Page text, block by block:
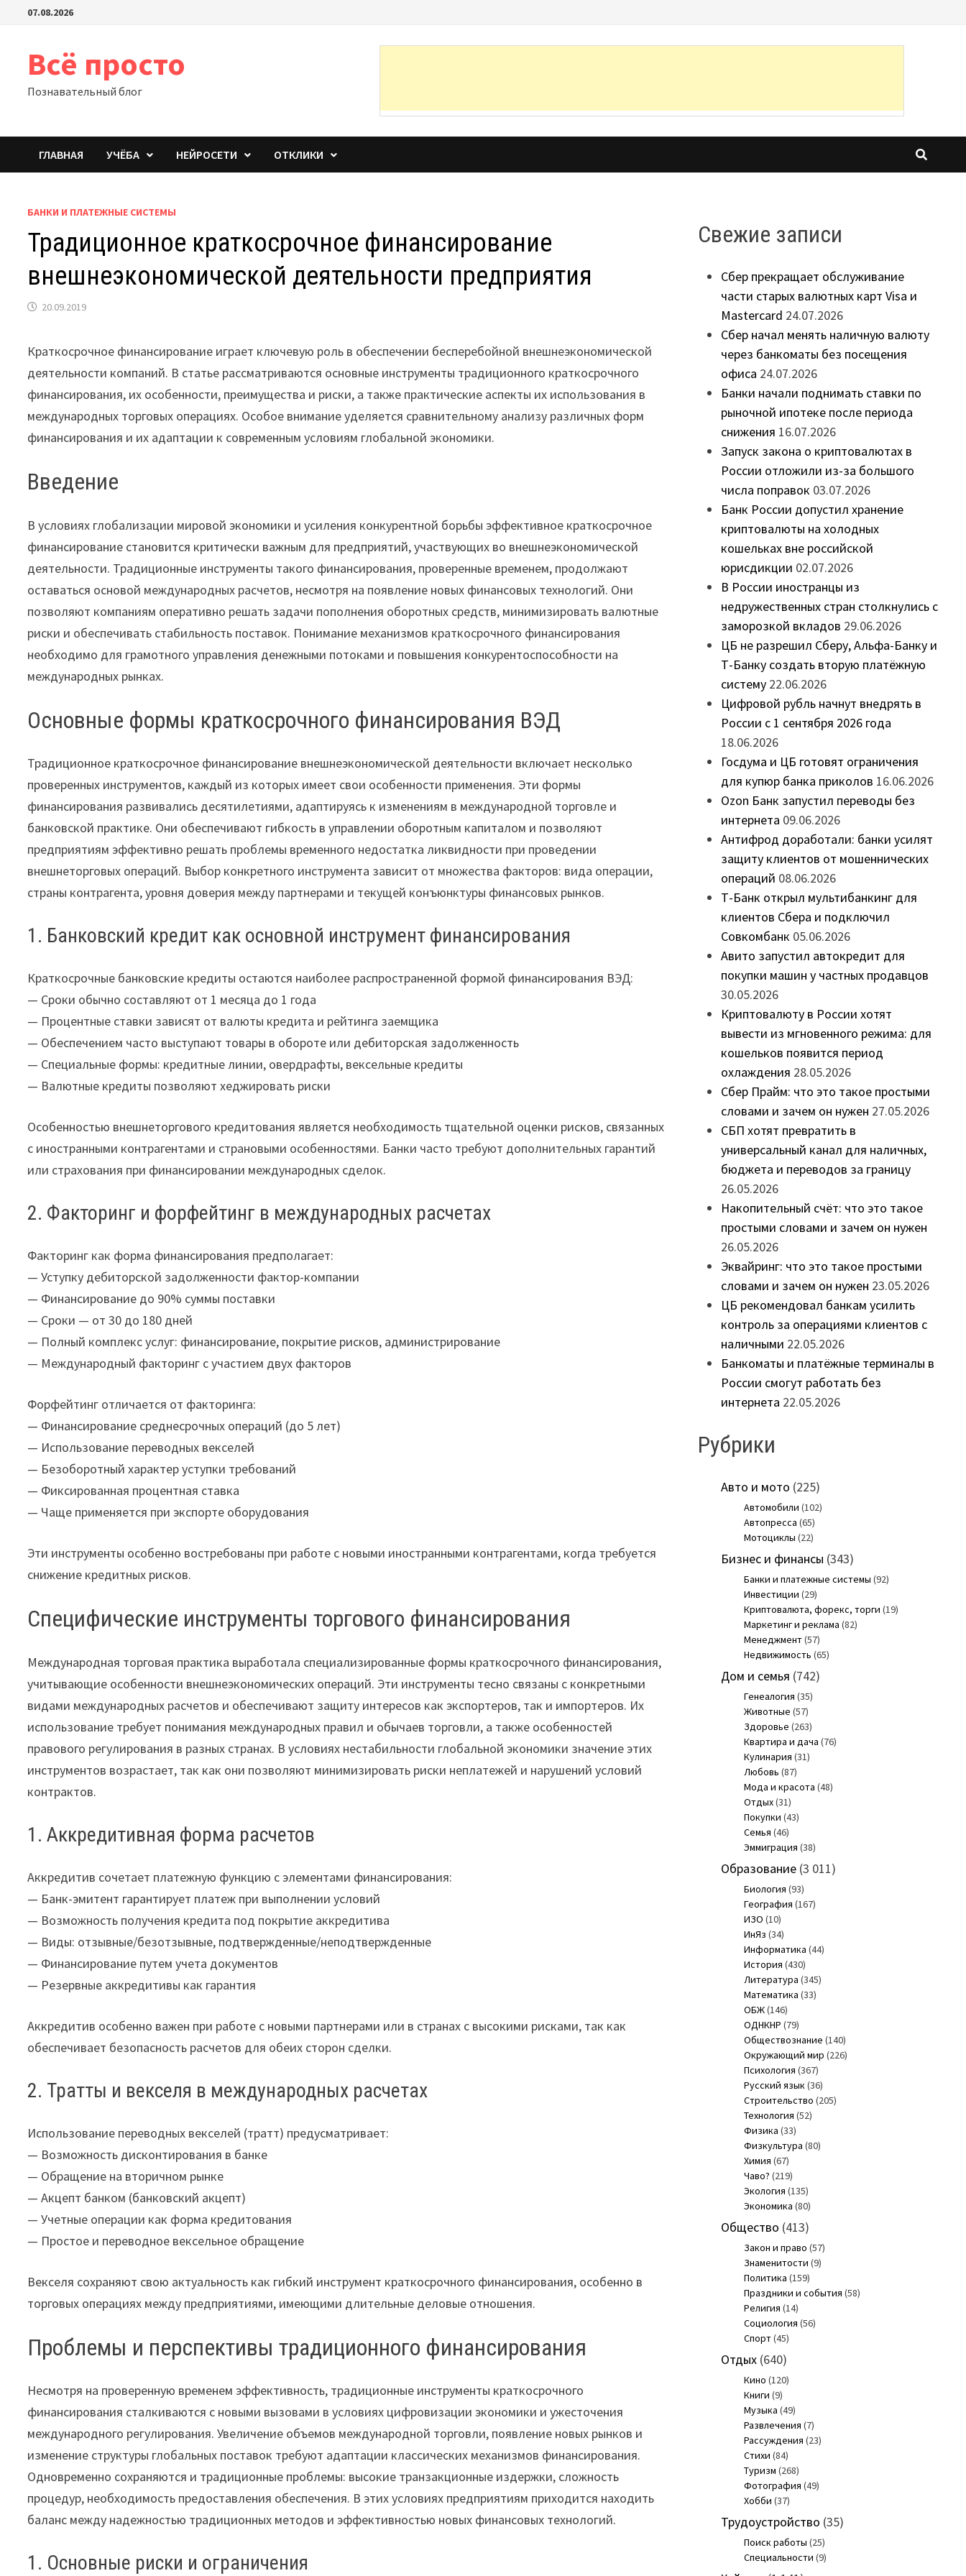
Перейти07.08.2026
Всё просто
Познавательный блог
ГЛАВНАЯ УЧЁБА НЕЙРОСЕТИ ОТКЛИКИ
БАНКИ И ПЛАТЕЖНЫЕ СИСТЕМЫ
Традиционное краткосрочное финансирование
внешнеэкономической деятельности предприятия
20.09.2019
Краткосрочное финансирование играет ключевую роль в обеспечении бесперебойной внешнеэкономической
деятельности компаний. В статье рассматриваются основные инструменты традиционного краткосрочного
финансирования, их особенности, преимущества и риски, а также практические аспекты их использования в
международных торговых операциях. Особое внимание уделяется сравнительному анализу различных форм
финансирования и их адаптации к современным условиям глобальной экономики.
Введение
В условиях глобализации мировой экономики и усиления конкурентной борьбы эффективное краткосрочное
финансирование становится критически важным для предприятий, участвующих во внешнеэкономической
деятельности. Традиционные инструменты такого финансирования, проверенные временем, продолжают
оставаться основой международных расчетов, несмотря на появление новых финансовых технологий. Они
позволяют компаниям оперативно решать задачи пополнения оборотных средств, минимизировать валютные
риски и обеспечивать стабильность поставок. Понимание механизмов краткосрочного финансирования
необходимо для грамотного управления денежными потоками и повышения конкурентоспособности на
международных рынках.
Основные формы краткосрочного финансирования ВЭД
Традиционное краткосрочное финансирование внешнеэкономической деятельности включает несколько
проверенных инструментов, каждый из которых имеет свои особенности применения. Эти формы
финансирования развивались десятилетиями, адаптируясь к изменениям в международной торговле и
банковской практике. Они обеспечивают гибкость в управлении оборотным капиталом и позволяют
предприятиям эффективно решать проблемы временного недостатка ликвидности при проведении
внешнеторговых операций. Выбор конкретного инструмента зависит от множества факторов: вида операции,
страны контрагента, уровня доверия между партнерами и текущей конъюнктуры финансовых рынков.
1. Банковский кредит как основной инструмент финансирования
Краткосрочные банковские кредиты остаются наиболее распространенной формой финансирования ВЭД:
— Сроки обычно составляют от 1 месяца до 1 года
— Процентные ставки зависят от валюты кредита и рейтинга заемщика
— Обеспечением часто выступают товары в обороте или дебиторская задолженность
— Специальные формы: кредитные линии, овердрафты, вексельные кредиты
— Валютные кредиты позволяют хеджировать риски
Особенностью внешнеторгового кредитования является необходимость тщательной оценки рисков, связанных
с иностранными контрагентами и страновыми особенностями. Банки часто требуют дополнительных гарантий
или страхования при финансировании международных сделок.
2. Факторинг и форфейтинг в международных расчетах
Факторинг как форма финансирования предполагает:
— Уступку дебиторской задолженности фактор-компании
— Финансирование до 90% суммы поставки
— Сроки — от 30 до 180 дней
— Полный комплекс услуг: финансирование, покрытие рисков, администрирование
— Международный факторинг с участием двух факторов
Форфейтинг отличается от факторинга:
— Финансирование среднесрочных операций (до 5 лет)
— Использование переводных векселей
— Безоборотный характер уступки требований
— Фиксированная процентная ставка
— Чаще применяется при экспорте оборудования
Эти инструменты особенно востребованы при работе с новыми иностранными контрагентами, когда требуется
снижение кредитных рисков.
Специфические инструменты торгового финансирования
Международная торговая практика выработала специализированные формы краткосрочного финансирования,
учитывающие особенности внешнеэкономических операций. Эти инструменты тесно связаны с конкретными
видами международных расчетов и обеспечивают защиту интересов как экспортеров, так и импортеров. Их
использование требует понимания международных правил и обычаев торговли, а также особенностей
правового регулирования в разных странах. В условиях нестабильности глобальной экономики значение этих
инструментов возрастает, так как они позволяют минимизировать риски неплатежей и нарушений условий
контрактов.
1. Аккредитивная форма расчетов
Аккредитив сочетает платежную функцию с элементами финансирования:
— Банк-эмитент гарантирует платеж при выполнении условий
— Возможность получения кредита под покрытие аккредитива
— Виды: отзывные/безотзывные, подтвержденные/неподтвержденные
— Финансирование путем учета документов
— Резервные аккредитивы как гарантия
Аккредитив особенно важен при работе с новыми партнерами или в странах с высокими рисками, так как
обеспечивает безопасность расчетов для обеих сторон сделки.
2. Тратты и векселя в международных расчетах
Использование переводных векселей (тратт) предусматривает:
— Возможность дисконтирования в банке
— Обращение на вторичном рынке
— Акцепт банком (банковский акцепт)
— Учетные операции как форма кредитования
— Простое и переводное вексельное обращение
Векселя сохраняют свою актуальность как гибкий инструмент краткосрочного финансирования, особенно в
торговых операциях между предприятиями, имеющими длительные деловые отношения.
Проблемы и перспективы традиционного финансирования
Несмотря на проверенную временем эффективность, традиционные инструменты краткосрочного
финансирования сталкиваются с новыми вызовами в условиях цифровизации экономики и ужесточения
международного регулирования. Увеличение объемов международной торговли, появление новых рынков и
изменение структуры глобальных поставок требуют адаптации классических механизмов финансирования.
Одновременно сохраняются и традиционные проблемы: высокие транзакционные издержки, сложность
процедур, необходимость предоставления обеспечения. В этих условиях предприятиям приходится находить
баланс между надежностью традиционных методов и эффективностью новых финансовых технологий.
1. Основные риски и ограничения
Свежие записи
Сбер прекращает обслуживание
части старых валютных карт Visa и
Mastercard 24.07.2026
Сбер начал менять наличную валюту
через банкоматы без посещения
офиса 24.07.2026
Банки начали поднимать ставки по
рыночной ипотеке после периода
снижения 16.07.2026
Запуск закона о криптовалютах в
России отложили из-за большого
числа поправок 03.07.2026
Банк России допустил хранение
криптовалюты на холодных
кошельках вне российской
юрисдикции 02.07.2026
В России иностранцы из
недружественных стран столкнулись с
заморозкой вкладов 29.06.2026
ЦБ не разрешил Сберу, Альфа-Банку и
Т-Банку создать вторую платёжную
систему 22.06.2026
Цифровой рубль начнут внедрять в
России с 1 сентября 2026 года
18.06.2026
Госдума и ЦБ готовят ограничения
для купюр банка приколов 16.06.2026
Ozon Банк запустил переводы без
интернета 09.06.2026
Антифрод доработали: банки усилят
защиту клиентов от мошеннических
операций 08.06.2026
Т-Банк открыл мультибанкинг для
клиентов Сбера и подключил
Совкомбанк 05.06.2026
Авито запустил автокредит для
покупки машин у частных продавцов
30.05.2026
Криптовалюту в России хотят
вывести из мгновенного режима: для
кошельков появится период
охлаждения 28.05.2026
Сбер Прайм: что это такое простыми
словами и зачем он нужен 27.05.2026
СБП хотят превратить в
универсальный канал для наличных,
бюджета и переводов за границу
26.05.2026
Накопительный счёт: что это такое
простыми словами и зачем он нужен
26.05.2026
Эквайринг: что это такое простыми
словами и зачем он нужен 23.05.2026
ЦБ рекомендовал банкам усилить
контроль за операциями клиентов с
наличными 22.05.2026
Банкоматы и платёжные терминалы в
России смогут работать без
интернета 22.05.2026
Рубрики
Авто и мото (225)
Автомобили (102)
Автопресса (65)
Мотоциклы (22)
Бизнес и финансы (343)
Банки и платежные системы (92)
Инвестиции (29)
Криптовалюта, форекс, торги (19)
Маркетинг и реклама (82)
Менеджмент(57)
Недвижимость (65)
Дом и семья (742)
Генеалогия (35)
Животные (57)
Здоровье (263)
Квартира и дача (76)
Кулинария (31)
Любовь (87)
Мода и красота (48)
Отдых(31)
Покупки (43)
Семья (46)
Эммиграция (38)
Образование(3 011)
Биология (93)
География (167)
ИЗО (10)
ИнЯз (34)
Информатика (44)
История (430)
Литература (345)
Математика (33)
ОБЖ(146)
ОДНКНР (79)
Обществознание (140)
Окружающий мир (226)
Психология (367)
Русский язык(36)
Строительство (205)
Технология (52)
Физика (33)
Физкультура (80)
Химия (67)
Чаво? (219)
Экология (135)
Экономика (80)
Общество (413)
Закон и право (57)
Знаменитости (9)
Политика (159)
Праздники и события (58)
Религия (14)
Социология (56)
Спорт(45)
Отдых(640)
Кино (120)
Книги (9)
Музыка (49)
Развлечения (7)
Рассуждения (23)
Стихи (84)
Туризм (268)
Фотография (49)
Хобби (37)
Трудоустройство (35)
Поиск работы (25)
Специальности (9)